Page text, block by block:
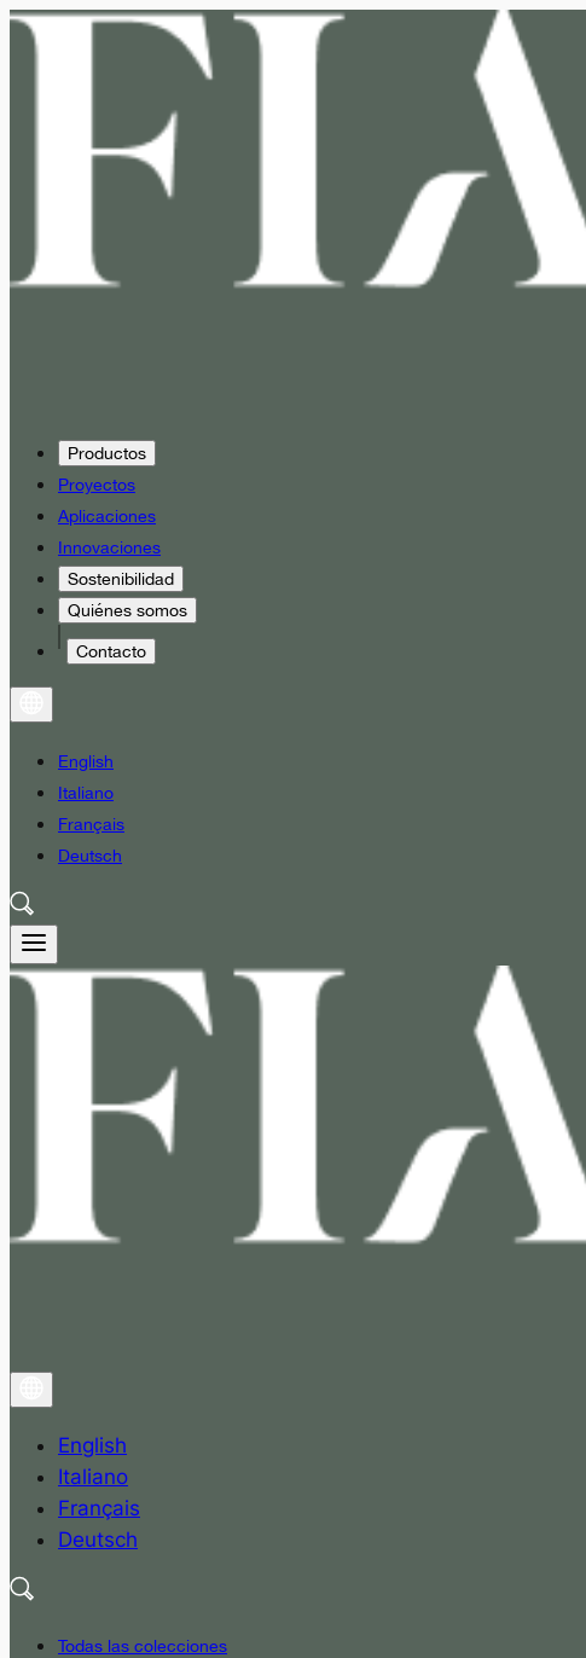
Productos
Proyectos
Aplicaciones
Innovaciones
Sostenibilidad
Quiénes somos
Contacto
English
Italiano
Français
Deutsch
English
Italiano
Français
Deutsch
Todas las colecciones